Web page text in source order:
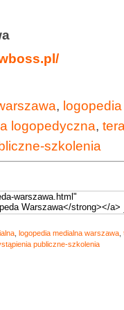
,
logopedyczna,
szkolenia
logopedia medialna warszawa
publiczne-szkolenia